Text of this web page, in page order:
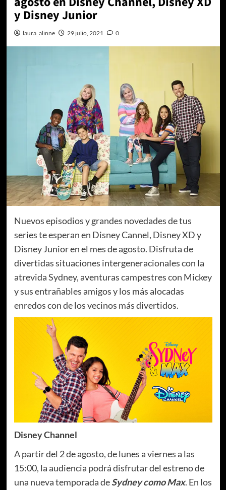
y Disney Junior
laura_alinne 29 julio, 2021 0
Nuevos episodios y grandes novedades de tus
series te esperan en Disney Cannel, Disney XD y
Disney Junior en el mes de agosto. Disfruta de
divertidas situaciones intergeneracionales con la
atrevida Sydney, aventuras campestres con Mickey
y sus entrañables amigos y los más alocadas
enredos conde los vecinos más divertidos.
Disney Channel
A partir del 2 de agosto, de lunes a viernes a las
15:00, la audiencia podrá disfrutar del estreno de
una nueva temporada deSydney como Max. En los